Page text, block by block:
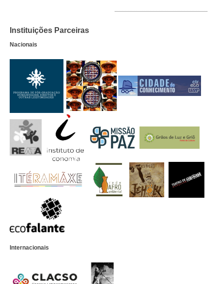
Instituições Parceiras
Nacionais
Internacionais